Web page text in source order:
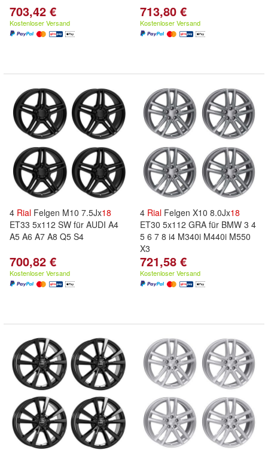
703,42 €
Kostenloser Versand
713,80 €
Kostenloser Versand
4 Rial Felgen M10 7.5Jx18
ET33 5x112 SW für AUDI A4
A5 A6 A7 A8 Q5 S4
700,82 €
Kostenloser Versand
4 Rial Felgen X10 8.0Jx18
ET30 5x112 GRA für BMW 3 4
5 6 7 8 i4 M340i M440i M550
X3
721,58 €
Kostenloser Versand